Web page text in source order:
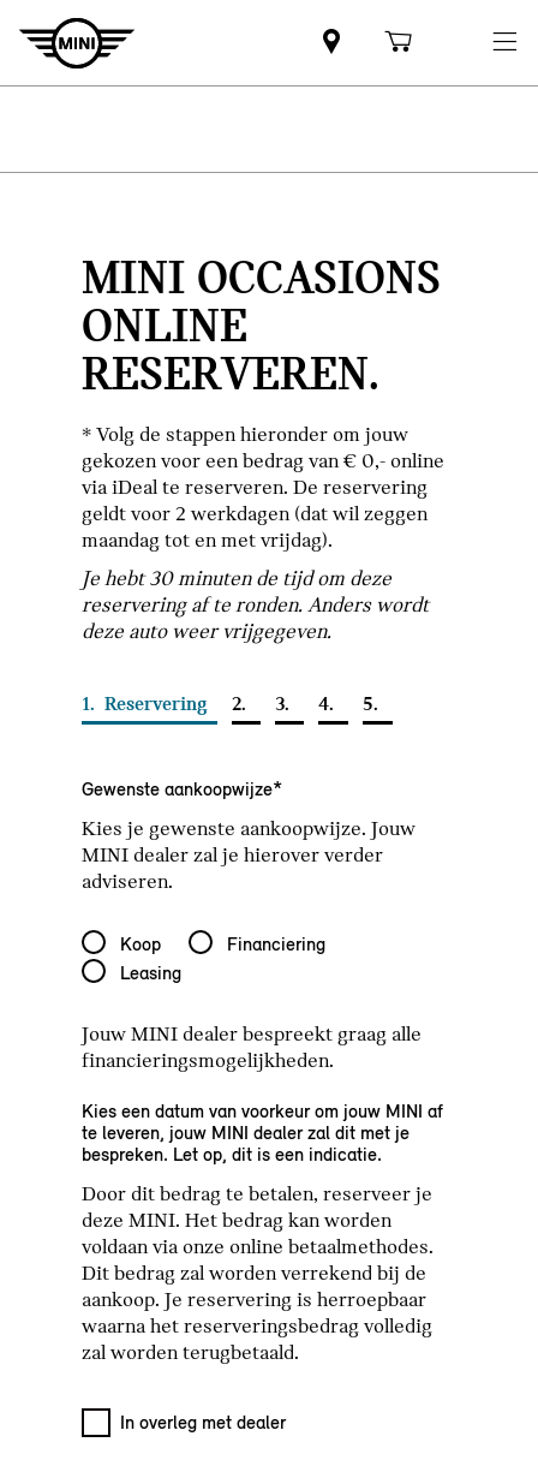
MINI OCCASIONS
ONLINE
RESERVEREN.
* Volg de stappen hieronder om jouw
gekozen voor een bedrag van € 0,- online
via iDeal te reserveren. De reservering
geldt voor 2 werkdagen (dat wil zeggen
maandag tot en met vrijdag).
Je hebt 30 minuten de tijd om deze
reservering af te ronden. Anders wordt
deze auto weer vrijgegeven.
1. Reservering 2. 3. 4. 5.
Gewenste aankoopwijze*
Kies je gewenste aankoopwijze. Jouw
MINI dealer zal je hierover verder
adviseren.
Gewenste aankoopwijze*
Koop
Financiering
Leasing
Jouw MINI dealer bespreekt graag alle
financieringsmogelijkheden.
Kies een datum van voorkeur om jouw MINI af
te leveren, jouw MINI dealer zal dit met je
bespreken. Let op, dit is een indicatie.
Door dit bedrag te betalen, reserveer je
deze MINI. Het bedrag kan worden
voldaan via onze online betaalmethodes.
Dit bedrag zal worden verrekend bij de
aankoop. Je reservering is herroepbaar
waarna het reserveringsbedrag volledig
zal worden terugbetaald.
In overleg met dealer